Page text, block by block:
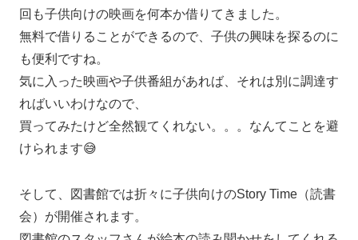
回も子供向けの映画を何本か借りてきました。
無料で借りることができるので、子供の興味を探るのに
も便利ですね。
気に入った映画や子供番組があれば、それは別に調達す
ればいいわけなので、
買ってみたけど全然観てくれない。。。なんてことを避
けられます😅
そして、図書館では折々に子供向けのStory Time（読書
会）が開催されます。